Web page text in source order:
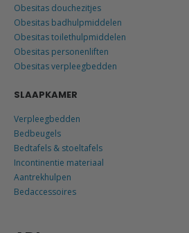
Obesitas douchezitjes
Obesitas badhulpmiddelen
Obesitas toilethulpmiddelen
Obesitas personenliften
Obesitas verpleegbedden
SLAAPKAMER
Verpleegbedden
Bedbeugels
Bedtafels & stoeltafels
Incontinentie materiaal
Aantrekhulpen
Bedaccessoires